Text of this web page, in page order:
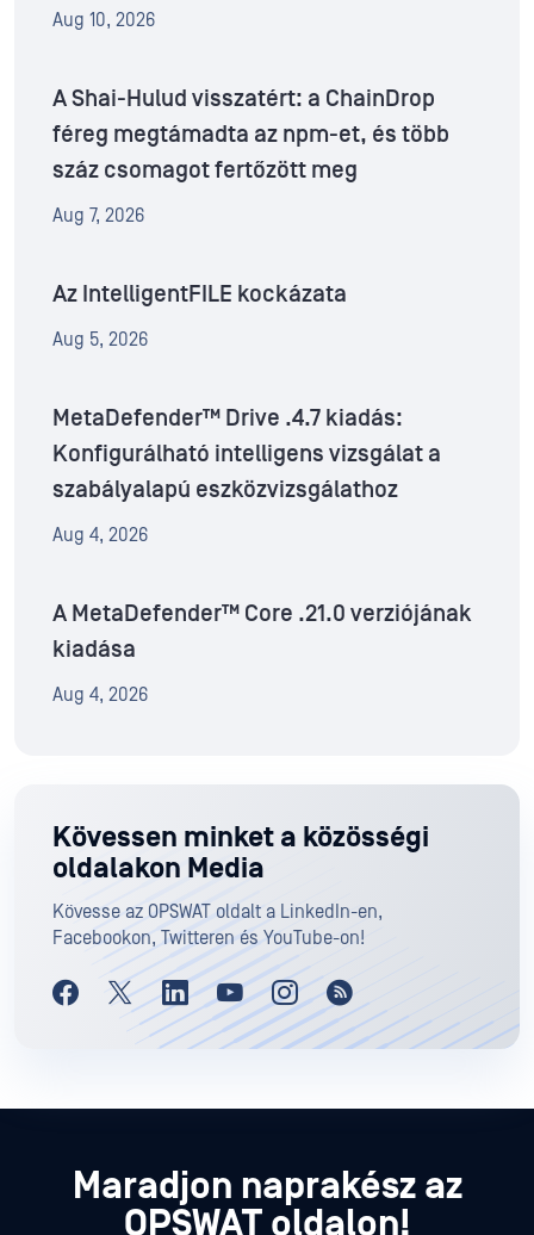
Aug 10, 2026
A Shai-Hulud visszatért: a ChainDrop
féreg megtámadta az npm-et, és több
száz csomagot fertőzött meg
Aug 7, 2026
Az IntelligentFILE kockázata
Aug 5, 2026
MetaDefender™ Drive .4.7 kiadás:
Konfigurálható intelligens vizsgálat a
szabályalapú eszközvizsgálathoz
Aug 4, 2026
A MetaDefender™ Core .21.0 verziójának
kiadása
Aug 4, 2026
Kövessen minket a közösségi
oldalakon Media
Kövesse az OPSWAT oldalt a LinkedIn-en,
Facebookon, Twitteren és YouTube-on!
Maradjon naprakész az
OPSWAT oldalon!